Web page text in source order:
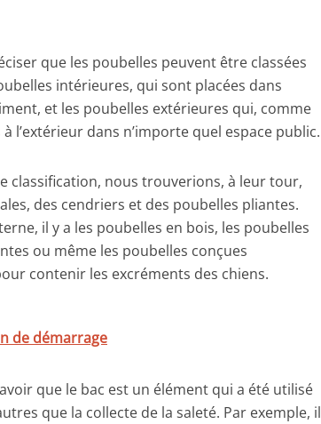
que les poubelles peuvent être classées
intérieures, qui sont placées dans
et les poubelles extérieures qui, comme
l’extérieur dans n’importe quel espace public.
classification, nous trouverions, à leur tour,
des cendriers et des poubelles pliantes.
il y a les poubelles en bois, les poubelles
ou même les poubelles conçues
contenir les excréments des chiens.
de démarrage
que le bac est un élément qui a été utilisé
que la collecte de la saleté. Par exemple, il